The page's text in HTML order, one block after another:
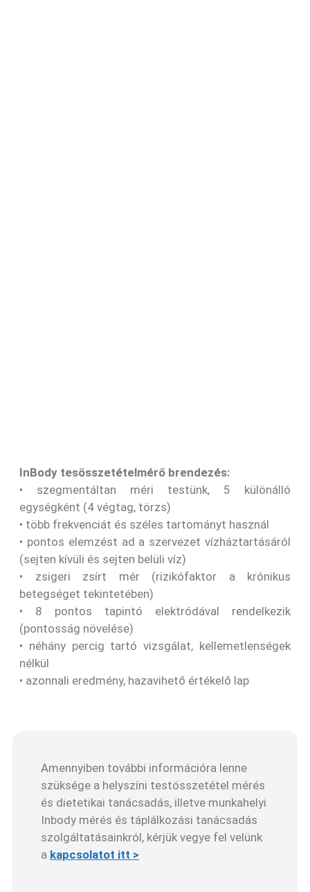
InBody tesösszetételmérő brendezés:
• szegmentáltan méri testünk, 5 különálló
egységként (4 végtag, törzs)
• több frekvenciát és széles tartományt használ
• pontos elemzést ad a szervezet vízháztartásáról
(sejten kívüli és sejten belüli víz)
• zsigeri zsírt mér (rizikófaktor a krónikus
betegséget tekintetében)
• 8 pontos tapintó elektródával rendelkezik
(pontosság növelése)
• néhány percig tartó vizsgálat, kellemetlenségek
nélkül
• azonnali eredmény, hazavihető értékelő lap
Amennyiben további információra lenne
szüksége a helyszíni testösszetétel mérés
és dietetikai tanácsadás, illetve munkahelyi
Inbody mérés és táplálkozási tanácsadás
szolgáltatásainkról, kérjük vegye fel velünk
a kapcsolatot itt >